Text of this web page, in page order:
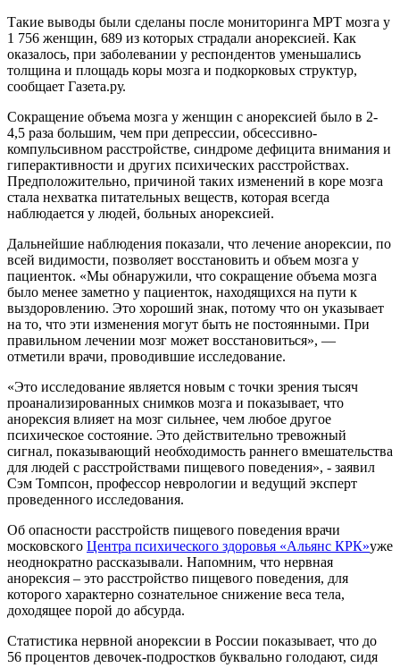
Такие выводы были сделаны после мониторинга МРТ мозга у
1 756 женщин, 689 из которых страдали анорексией. Как
оказалось, при заболевании у респондентов уменьшались
толщина и площадь коры мозга и подкорковых структур,
сообщает Газета.ру.
Сокращение объема мозга у женщин с анорексией было в 2-
4,5 раза большим, чем при депрессии, обсессивно-
компульсивном расстройстве, синдроме дефицита внимания и
гиперактивности и других психических расстройствах.
Предположительно, причиной таких изменений в коре мозга
стала нехватка питательных веществ, которая всегда
наблюдается у людей, больных анорексией.
Дальнейшие наблюдения показали, что лечение анорексии, по
всей видимости, позволяет восстановить и объем мозга у
пациенток. «Мы обнаружили, что сокращение объема мозга
было менее заметно у пациенток, находящихся на пути к
выздоровлению. Это хороший знак, потому что он указывает
на то, что эти изменения могут быть не постоянными. При
правильном лечении мозг может восстановиться», —
отметили врачи, проводившие исследование.
«Это исследование является новым с точки зрения тысяч
проанализированных снимков мозга и показывает, что
анорексия влияет на мозг сильнее, чем любое другое
психическое состояние. Это действительно тревожный
сигнал, показывающий необходимость раннего вмешательства
для людей с расстройствами пищевого поведения», - заявил
Сэм Томпсон, профессор неврологии и ведущий эксперт
проведенного исследования.
Об опасности расстройств пищевого поведения врачи
московского Центра психического здоровья «Альянс КРК»уже
неоднократно рассказывали. Напомним, что нервная
анорексия – это расстройство пищевого поведения, для
которого характерно сознательное снижение веса тела,
доходящее порой до абсурда.
Статистика нервной анорексии в России показывает, что до
56 процентов девочек-подростков буквально голодают, сидя